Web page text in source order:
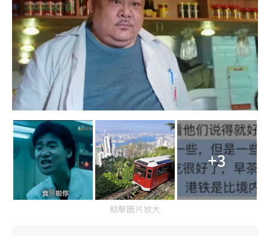
+3
點擊圖片放大